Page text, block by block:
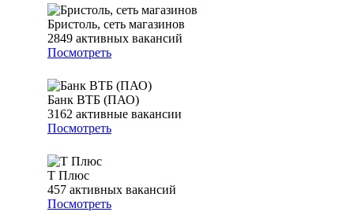
Бристоль, сеть магазинов
2849 активных вакансий
Посмотреть
Банк ВТБ (ПАО)
3162 активные вакансии
Посмотреть
Т Плюс
457 активных вакансий
Посмотреть